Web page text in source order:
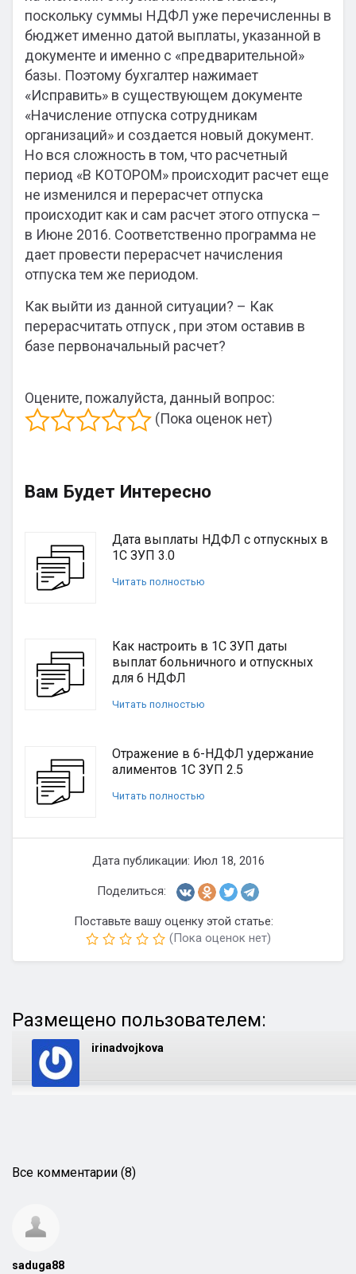
поскольку суммы НДФЛ уже перечисленны в
бюджет именно датой выплаты, указанной в
документе и именно с «предварительной»
базы. Поэтому бухгалтер нажимает
«Исправить» в существующем документе
«Начисление отпуска сотрудникам
организаций» и создается новый документ.
Но вся сложность в том, что расчетный
период «В КОТОРОМ» происходит расчет еще
не изменился и перерасчет отпуска
происходит как и сам расчет этого отпуска –
в Июне 2016. Соответственно программа не
дает провести перерасчет начисления
отпуска тем же периодом.
Как выйти из данной ситуации? – Как
перерасчитать отпуск , при этом оставив в
базе первоначальный расчет?
Оцените, пожалуйста, данный вопрос:
(Пока оценок нет)
Вам Будет Интересно
Дата выплаты НДФЛ с отпускных в
1С ЗУП 3.0
Читать полностью
Как настроить в 1С ЗУП даты
выплат больничного и отпускных
для 6 НДФЛ
Читать полностью
Отражение в 6-НДФЛ удержание
алиментов 1С ЗУП 2.5
Читать полностью
Дата публикации: Июл 18, 2016
Поделиться:
Поставьте вашу оценку этой статье:
(Пока оценок нет)
Размещено пользователем:
irinadvojkova
Все комментарии (8)
saduga88